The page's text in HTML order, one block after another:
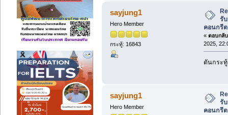
sayjung1
Hero Member
กระทู้: 16843
รับ
คอนกรีต
« ตอบกลั
2025,
ดันกระ
sayjung1
Hero Member
รับ
คอนกรีต